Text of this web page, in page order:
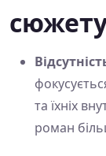
та їхніх
роман